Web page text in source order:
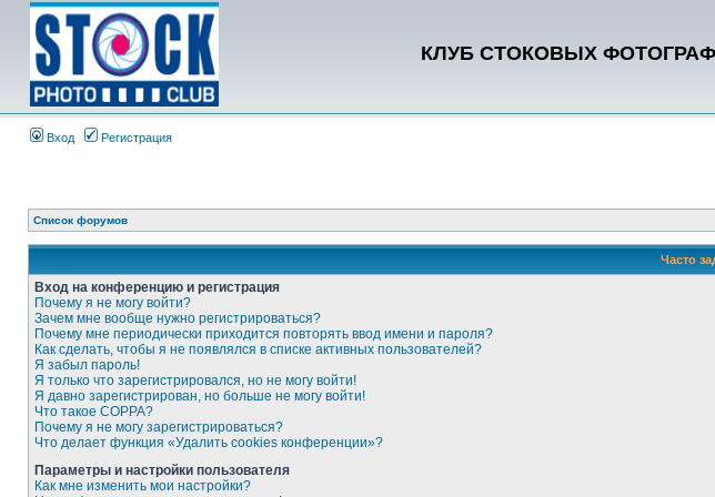
КЛУБ СТОКОВЫХ
Вход Регистрация
Список форумов
Часто
Вход на конференцию и регистрация
Почему я не могу войти?
Зачем мне вообще нужно регистрироваться?
Почему мне периодически приходится повторять ввод имени и пароля?
Как сделать, чтобы я не появлялся в списке активных пользователей?
Я забыл пароль!
Я только что зарегистрировался, но не могу войти!
Я давно зарегистрирован, но больше не могу войти!
Что такое COPPA?
Почему я не могу зарегистрироваться?
Что делает функция «Удалить cookies конференции»?
Параметры и настройки пользователя
Как мне изменить мои настройки?